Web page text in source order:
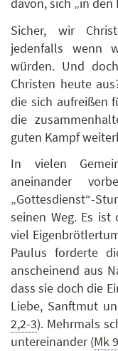
davon, sich „in
Sicher, wir
jedenfalls wenn
würden. Und
Christen heute
die sich aufreißen
die
guten Kampf
In vielen
aneinander
„Gottesdienst“-
seinen Weg. Es
viel
Paulus forderte
anscheinend aus
dass sie doch die
Liebe, Sanftmut
2,2-3). Mehrmals
untereinander (Mk